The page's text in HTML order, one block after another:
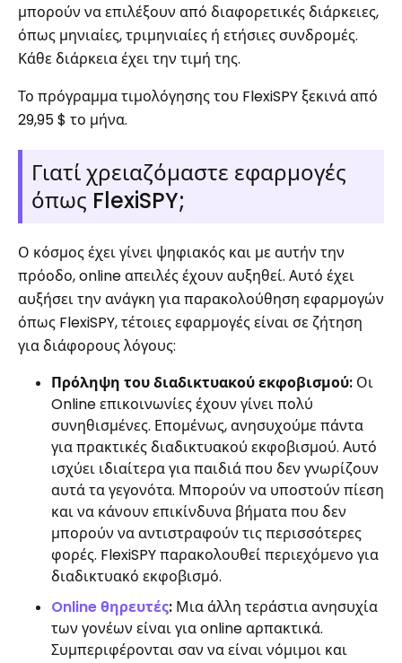
μπορούν να επιλέξουν από διαφορετικές διάρκειες,
όπως μηνιαίες, τριμηνιαίες ή ετήσιες συνδρομές.
Κάθε διάρκεια έχει την τιμή της.
Το πρόγραμμα τιμολόγησης του FlexiSPY ξεκινά από
29,95 $ το μήνα.
Γιατί χρειαζόμαστε εφαρμογές
όπως FlexiSPY;
Ο κόσμος έχει γίνει ψηφιακός και με αυτήν την
πρόοδο, online απειλές έχουν αυξηθεί. Αυτό έχει
αυξήσει την ανάγκη για παρακολούθηση εφαρμογών
όπως FlexiSPY, τέτοιες εφαρμογές είναι σε ζήτηση
για διάφορους λόγους:
Πρόληψη του διαδικτυακού εκφοβισμού: Οι
Online επικοινωνίες έχουν γίνει πολύ
συνηθισμένες. Επομένως, ανησυχούμε πάντα
για πρακτικές διαδικτυακού εκφοβισμού. Αυτό
ισχύει ιδιαίτερα για παιδιά που δεν γνωρίζουν
αυτά τα γεγονότα. Μπορούν να υποστούν πίεση
και να κάνουν επικίνδυνα βήματα που δεν
μπορούν να αντιστραφούν τις περισσότερες
φορές. FlexiSPY παρακολουθεί περιεχόμενο για
διαδικτυακό εκφοβισμό.
Online θηρευτές: Μια άλλη τεράστια ανησυχία
των γονέων είναι για online αρπακτικά.
Συμπεριφέρονται σαν να είναι νόμιμοι και